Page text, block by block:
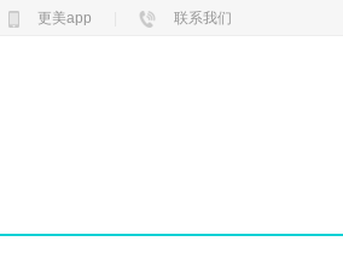
更美app 联系我们